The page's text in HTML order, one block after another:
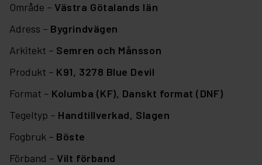
Område – Västra Götalands län
Adress – Bygrindvägen
Arkitekt – Semren och Månsson
Produkt – K91, 3278 Blue Devil
Format – Kolumba (KF), Danskt format (DNF)
Tegeltyp – Handtillverkad, Slagen
Fogbruk – Böste
Förband – Vilt förband